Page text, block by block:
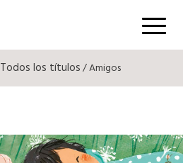
Menú
Todos los títulos/ Amigos